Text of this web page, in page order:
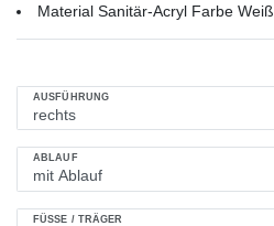
Material Sanitär-Acryl Farbe Weiß
AUSFÜHRUNG
ABLAUF
FÜSSE / TRÄGER